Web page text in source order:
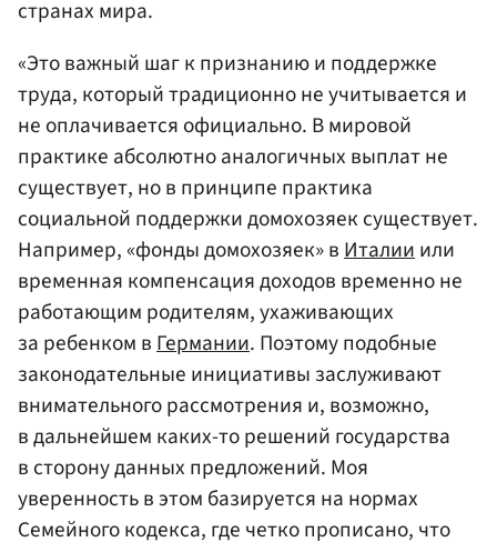
странах мира.
«Это важный шаг к признанию и поддержке
труда, который традиционно не учитывается и
не оплачивается официально. В мировой
практике абсолютно аналогичных выплат не
существует, но в принципе практика
социальной поддержки домохозяек существует.
Например, «фонды домохозяек» вИталииили
временная компенсация доходов временно не
работающим родителям, ухаживающих
за ребенком вГермании. Поэтому подобные
законодательные инициативы заслуживают
внимательного рассмотрения и, возможно,
в дальнейшем каких-то решений государства
в сторону данных предложений. Моя
уверенность в этом базируется на нормах
Семейного кодекса, где четко прописано, что